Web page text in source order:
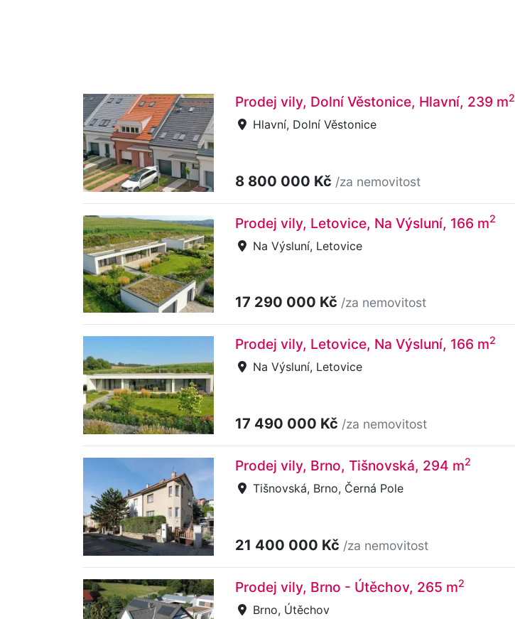
Prodej vily, Dolní Věstonice, Hlavní, 239 m2
Hlavní, Dolní Věstonice
8 800 000 Kč /za nemovitost
Prodej vily, Letovice, Na Výsluní, 166 m2
Na Výsluní, Letovice
17 290 000 Kč /za nemovitost
Prodej vily, Letovice, Na Výsluní, 166 m2
Na Výsluní, Letovice
17 490 000 Kč /za nemovitost
Prodej vily, Brno, Tišnovská, 294 m2
Tišnovská, Brno, Černá Pole
21 400 000 Kč /za nemovitost
Prodej vily, Brno - Útěchov, 265 m2
Brno, Útěchov